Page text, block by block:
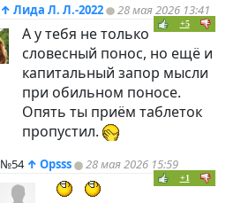
↑ Лида Л. Л.-2022 28 мая 2026 13:41
+5
А у тебя не только
словесный понос, но ещё и
капитальный запор мысли
при обильном поносе.
Опять ты приём таблеток
пропустил.
№54 ↑ Opsss 28 мая 2026 15:59
+1